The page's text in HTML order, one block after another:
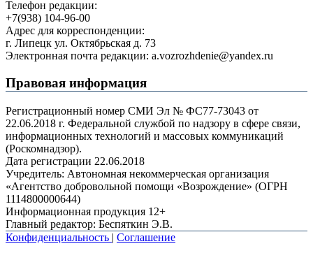
Телефон редакции:
+7(938) 104-96-00
Адрес для корреспонденции:
г. Липецк ул. Октябрьская д. 73
Электронная почта редакции: a.vozrozhdenie@yandex.ru
Правовая информация
Регистрационный номер СМИ Эл № ФС77-73043 от
22.06.2018 г. Федеральной службой по надзору в сфере связи,
информационных технологий и массовых коммуникаций
(Роскомнадзор).
Дата регистрации 22.06.2018
Учредитель: Автономная некоммерческая организация
«Агентство добровольной помощи «Возрождение» (ОГРН
1114800000644)
Информационная продукция 12+
Главный редактор: Беспяткин Э.В.
Конфиденциальность | Соглашение